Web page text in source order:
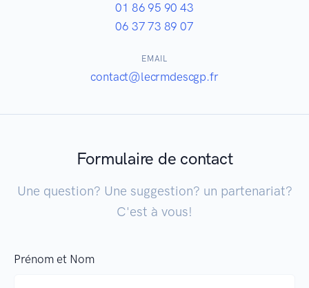
01 86 95 90 43
06 37 73 89 07
EMAIL
contact@lecrmdescgp.fr
Formulaire de contact
Une question? Une suggestion? un partenariat?
C'est à vous!
Prénom et Nom